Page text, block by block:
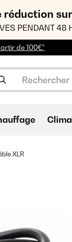
réduction
PENDANT 48
de 100€*
XLR